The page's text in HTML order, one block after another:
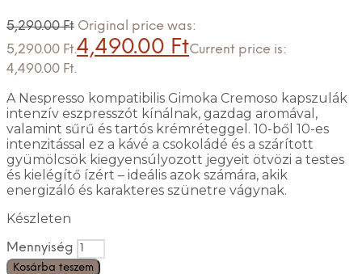
5,290.00Ft Original price was:
5,290.00 Ft.4,490.00 FtCurrent price is:
4,490.00 Ft.
A Nespresso kompatibilis Gimoka Cremoso kapszulák
intenzív eszpresszót kínálnak, gazdag aromával,
valamint sűrű és tartós krémréteggel. 10-ből 10-es
intenzitással ez a kávé a csokoládé és a szárított
gyümölcsök kiegyensúlyozott jegyeit ötvözi a testes
és kielégítő ízért – ideális azok számára, akik
energizáló és karakteres szünetre vágynak.
Készleten
Mennyiség
Kosárba teszem